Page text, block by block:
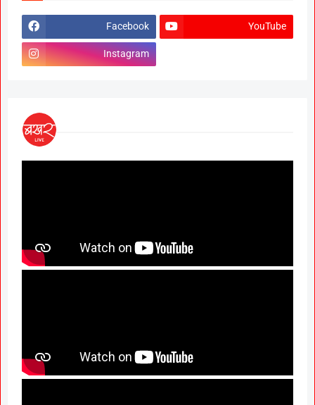
Facebook YouTube
Instagram
GR; Alarming News for Mano